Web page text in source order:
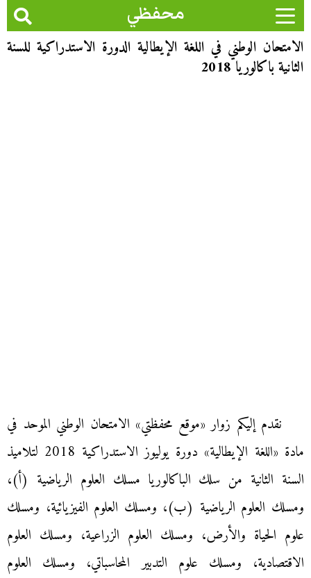
محفظي
الامتحان الوطني في اللغة الإيطالية الدورة الاستدراكية للسنة
الثانية باكالوريا 2018
نقدم إليكم زوار «موقع محفظتي» الامتحان الوطني الموحد في
مادة «اللغة الإيطالية» دورة يوليوز الاستدراكية 2018 لتلاميذ
السنة الثانية من سلك الباكالوريا مسلك العلوم الرياضية (أ)،
ومسلك العلوم الرياضية (ب)، ومسلك العلوم الفيزيائية، ومسلك
علوم الحياة والأرض، ومسلك العلوم الزراعية، ومسلك العلوم
الاقتصادية، ومسلك علوم التدبير المحاسباتي، ومسلك العلوم